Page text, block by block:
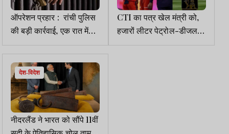
ऑपरेशन प्रहार : रांची पुलिस
की बड़ी कार्रवाई, एक रात में
100 से ज्यादा अपराधी
गिरफ्तार
CTI का पत्र खेल मंत्री को,
हजारों लीटर पेट्रोल-डीजल
बचेंगे, बिना दर्शक IPL मुकाबले
देश-विदेश
नीदरलैंड ने भारत को सौंपे 11वीं